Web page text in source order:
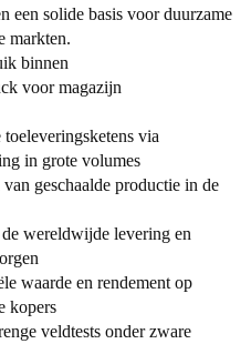
een solide basis voor duurzame
markten.
binnen
voor magazijn
via
in grote volumes
geschaalde productie in de
wereldwijde levering en
waarde en rendement op
kopers
veldtests onder zware